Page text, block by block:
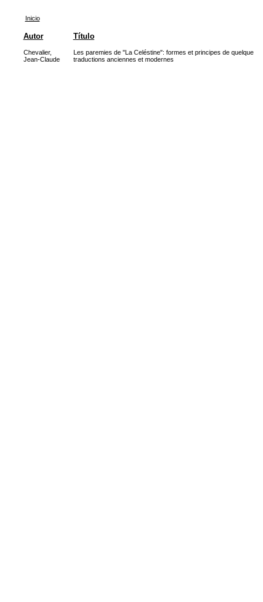
Inicio
Autor Título
Chevalier,
Jean-Claude
Les paremies de "La Celéstine": formes et principes de quelque
traductions anciennes et modernes